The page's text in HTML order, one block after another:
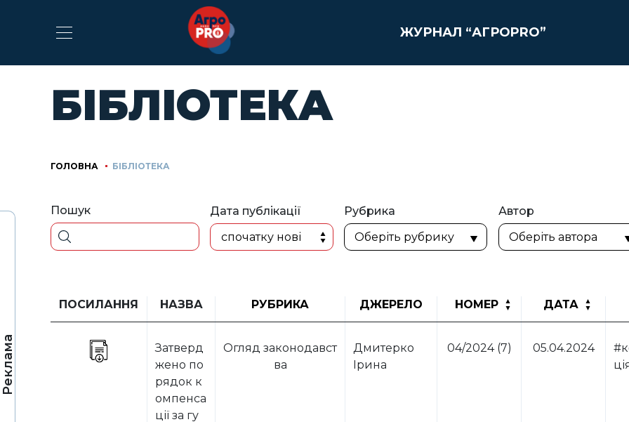
Реклама
ЖУРНАЛ “АГРОPRO”
БІБЛІОТЕКА
ГОЛОВНА БІБЛІОТЕКА
Пошук
Дата публікації
спочатку нові
Рубрика Автор
ПОСИЛАННЯ НАЗВА РУБРИКА ДЖЕРЕЛО НОМЕР ДАТА
Затверд
жено по
рядок к
омпенса
ції за гу
Огляд законодавст
ва
Дмитерко
Ірина
04/2024 (7) 05.04.2024